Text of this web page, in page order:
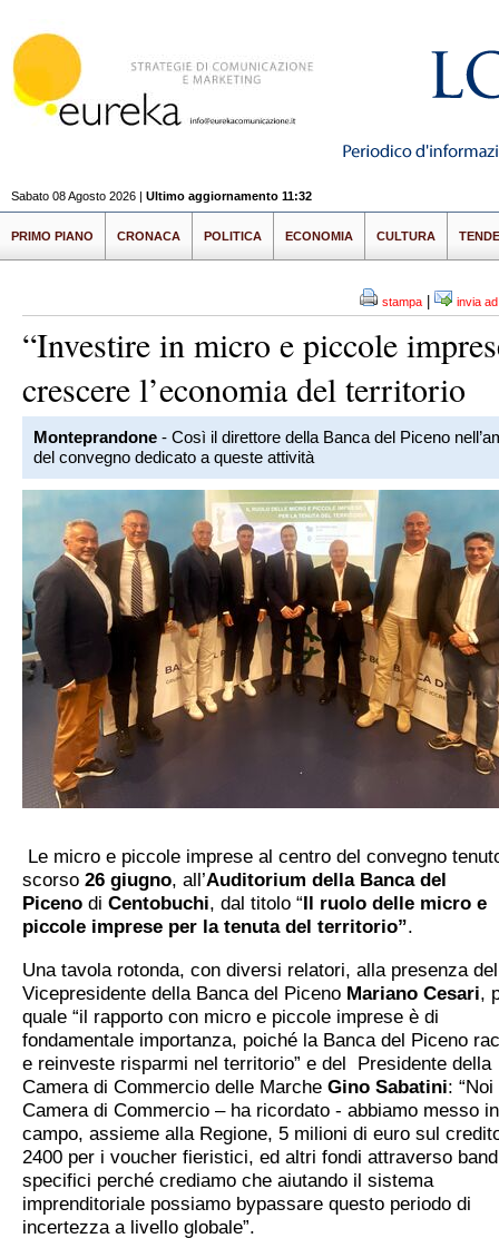
Sabato 08 Agosto 2026 | Ultimo aggiornamento 11:32
PRIMO PIANO CRONACA POLITICA ECONOMIA CULTURA
stampa invia
“Investire in micro e piccole
crescere l’economia del territorio
Monteprandone - Così il direttore della Banca del Piceno
del convegno dedicato a queste attività
Le micro e piccole imprese al centro del convegno
scorso 26 giugno, all’Auditorium della Banca del
Piceno di Centobuchi, dal titolo “Il ruolo delle micro e
piccole imprese per la tenuta del territorio”.
Una tavola rotonda, con diversi relatori, alla presenza del
Vicepresidente della Banca del Piceno Mariano Cesari,
quale “il rapporto con micro e piccole imprese è di
fondamentale importanza, poiché la Banca del Piceno
e reinveste risparmi nel territorio” e del Presidente della
Camera di Commercio delle Marche Gino Sabatini:
Camera di Commercio – ha ricordato - abbiamo messo in
campo, assieme alla Regione, 5 milioni di euro sul
2400 per i voucher fieristici, ed altri fondi attraverso
specifici perché crediamo che aiutando il sistema
imprenditoriale possiamo bypassare questo periodo di
incertezza a livello globale”.